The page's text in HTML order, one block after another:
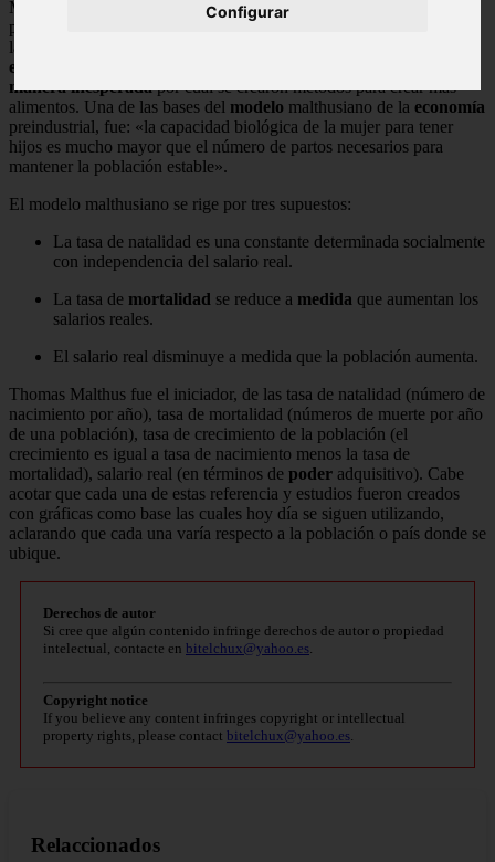
Configurar
Malthus, comentó en su
ensayosobre el principio de la población
publicado en 1798 que la
superpoblación
la raza humana para el año 1880. Sin embargo,
existencia de la tecnología que hasta el día de hoy ha crecido de
manera inesperadapor cual se crearon métodos para crear más
alimentos. Una de las bases del modelo malthusiano de la economía
preindustrial, fue: «la capacidad biológica de la mujer para tener
hijos es mucho mayor que el número de partos necesarios para
mantener la población estable».
El modelo malthusiano se rige por tres supuestos:
La tasa de natalidad es una constante determinada socialmente
con independencia del salario real.
La tasa de mortalidad se reduce a medida que aumentan los
salarios reales.
El salario real disminuye a medida que la población aumenta.
Thomas Malthus fue el iniciador, de las tasa de natalidad (número de
nacimiento por año), tasa de mortalidad (números de muerte por año
de una población), tasa de crecimiento de la población (el
crecimiento es igual a tasa de nacimiento menos la tasa de
mortalidad), salario real (en términos de poder adquisitivo). Cabe
acotar que cada una de estas referencia y estudios fueron creados
con gráficas como base las cuales hoy día se siguen utilizando,
aclarando que cada una varía respecto a la población o país donde se
ubique.
Derechos de autor
Si cree que algún contenido infringe derechos de autor o propiedad
intelectual, contacte en bitelchux@yahoo.es
Copyright notice
If you believe any content infringes copyright or intellectual
property rights, please contact bitelchux@yahoo.es
Relaccionados